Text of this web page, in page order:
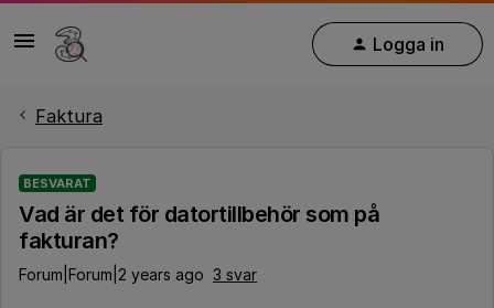
Logga in
Faktura
BESVARAT
Vad är det för datortillbehör som på
fakturan?
Forum|Forum|2 years ago 3 svar